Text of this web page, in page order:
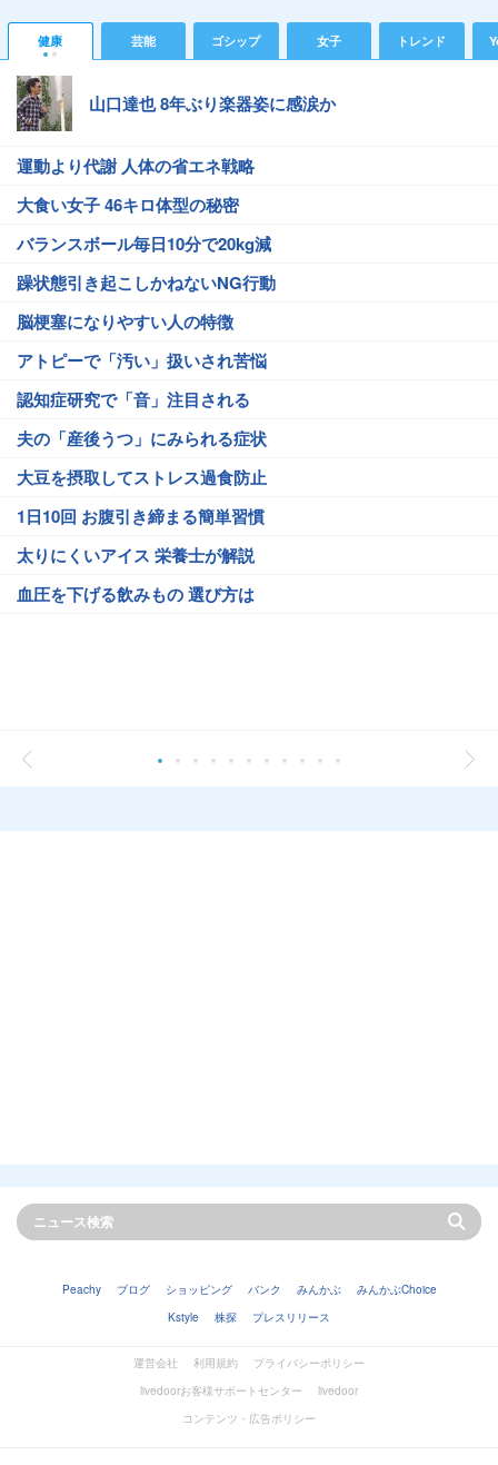
健康 芸能 ゴシップ 女子 トレンド
山口達也 8年ぶり楽器姿に感涙か
運動より代謝 人体の省エネ戦略
大食い女子 46キロ体型の秘密
バランスボール毎日10分で20kg減
躁状態引き起こしかねないNG行動
脳梗塞になりやすい人の特徴
アトピーで「汚い」扱いされ苦悩
認知症研究で「音」注目される
夫の「産後うつ」にみられる症状
大豆を摂取してストレス過食防止
1日10回 お腹引き締まる簡単習慣
太りにくいアイス 栄養士が解説
血圧を下げる飲みもの 選び方は
Peachy ブログ ショッピング バンク みんかぶ
みんかぶChoice
Kstyle
株探 プレスリリース
運営会社 利用規約
プライバシーポリシー
livedoorお客様サポートセンター
livedoor
コンテンツ・広告ポリシー